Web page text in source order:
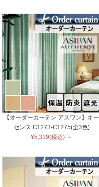
【オーダーカーテン アスワン】オー
センス C1273-C1275(全3色)
¥5,319(税込) ～